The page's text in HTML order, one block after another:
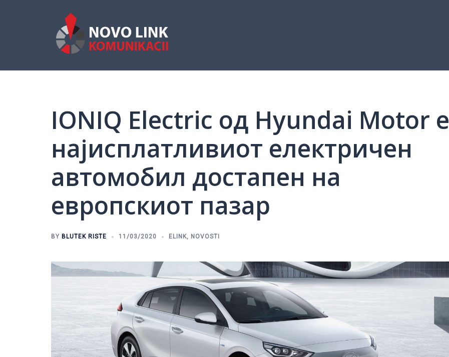
IONIQ Electric од Hyundai Motor е
најисплатливиот електричен
автомобил достапен на
европскиот пазар
BY BLUTEK RISTE 11/03/2020 ELINK, NOVOSTI